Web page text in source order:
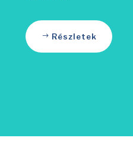
Részletek